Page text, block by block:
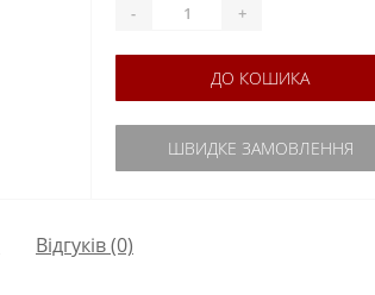
- +
ДО КОШИКА
ШВИДКЕ ЗАМОВЛЕННЯ
Відгуків (0)